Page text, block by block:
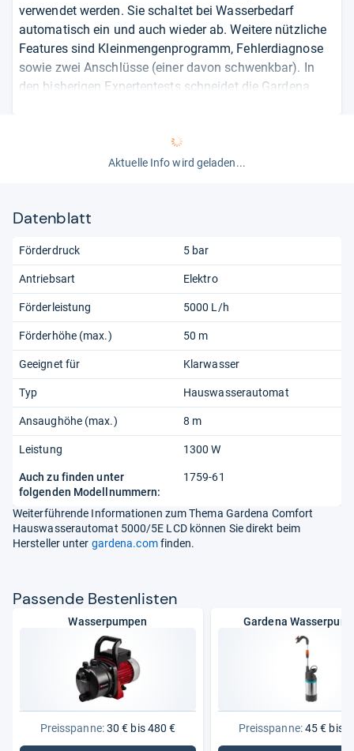
verwendet werden. Sie schaltet bei Wasserbedarf
automatisch ein und auch wieder ab. Weitere nützliche
Features sind Kleinmengenprogramm, Fehlerdiagnose
sowie zwei Anschlüsse (einer davon schwenkbar). In
den bisherigen Expertentests schneidet die Gardena
Dennoch ist die Pumpe aufgrund der vielen Highlights
eine Empfehlung wert.Aktuelle Info wird geladen...
Datenblatt
Förderdruck 5 bar
Antriebsart Elektro
Förderleistung 5000 L/h
Förderhöhe (max.) 50 m
Geeignet für Klarwasser
Typ Hauswasserautomat
Ansaughöhe (max.) 8 m
Leistung 1300 W
Auch zu finden unter
folgenden Modellnummern:
1759-61
Weiterführende Informationen zum Thema Gardena Comfort
Hauswasserautomat 5000/5E LCD können Sie direkt beim
Hersteller unter gardena.comfinden.
Pas­sende Bes­ten­lis­ten
Wasserpumpen
Preisspanne:30 € bis 480 €
Gardena
Preisspanne:45 € bis